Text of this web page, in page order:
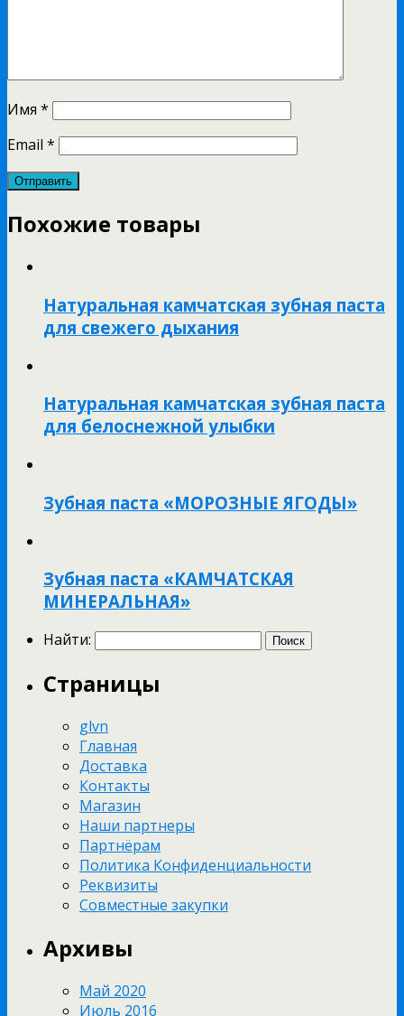
Имя *
Email *
Похожие товары
Натуральная камчатская зубная паста
для свежего дыхания
Натуральная камчатская зубная паста
для белоснежной улыбки
Зубная паста «МОРОЗНЫЕ ЯГОДЫ»
Зубная паста «КАМЧАТСКАЯ
МИНЕРАЛЬНАЯ»
Найти:
Страницы
glvn
Главная
Доставка
Контакты
Магазин
Наши партнеры
Партнёрам
Политика Конфиденциальности
Реквизиты
Совместные закупки
Архивы
Май 2020
Июль 2016